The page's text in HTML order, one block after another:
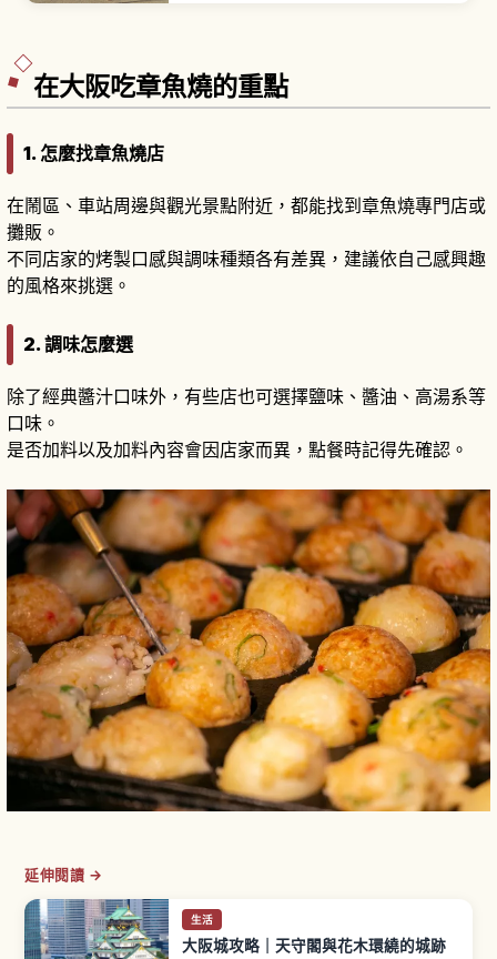
在大阪吃章魚燒的重點
1. 怎麼找章魚燒店
在鬧區、車站周邊與觀光景點附近，都能找到章魚燒專門店或
攤販。
不同店家的烤製口感與調味種類各有差異，建議依自己感興趣
的風格來挑選。
2. 調味怎麼選
除了經典醬汁口味外，有些店也可選擇鹽味、醬油、高湯系等
口味。
是否加料以及加料內容會因店家而異，點餐時記得先確認。
延伸閱讀 →
生活
大阪城攻略｜天守閣與花木環繞的城跡